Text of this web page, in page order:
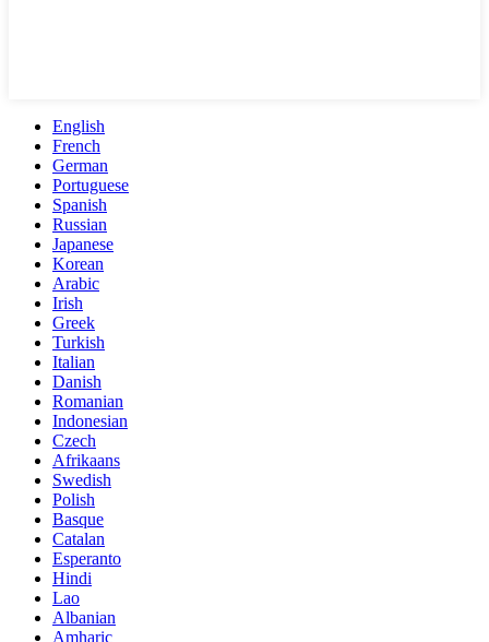
English
French
German
Portuguese
Spanish
Russian
Japanese
Korean
Arabic
Irish
Greek
Turkish
Italian
Danish
Romanian
Indonesian
Czech
Afrikaans
Swedish
Polish
Basque
Catalan
Esperanto
Hindi
Lao
Albanian
Amharic